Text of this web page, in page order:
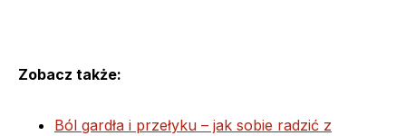
Zobacz także:
Ból gardła i przełyku – jak sobie radzić z